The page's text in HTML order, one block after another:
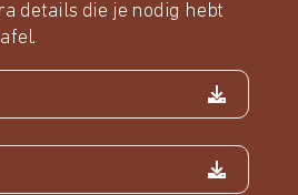
details die je nodig hebt